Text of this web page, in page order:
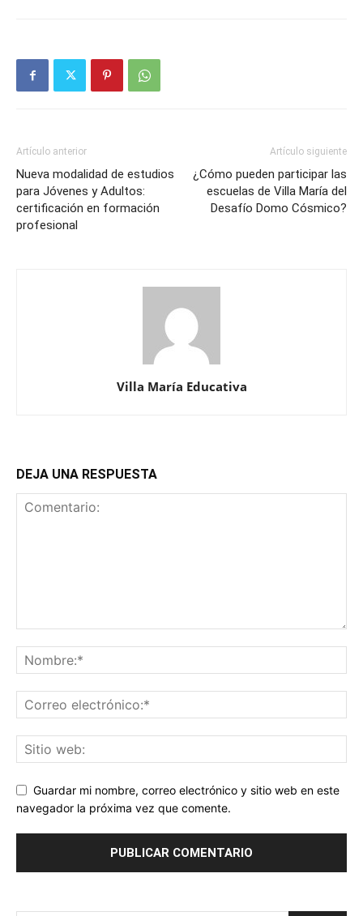
Artículo anterior
Nueva modalidad de estudios
para Jóvenes y Adultos:
certificación en formación
profesional
Artículo siguiente
¿Cómo pueden participar las
escuelas de Villa María del
Desafío Domo Cósmico?
Villa María Educativa
DEJA UNA RESPUESTA
Guardar mi nombre, correo electrónico y sitio web en este
navegador la próxima vez que comente.